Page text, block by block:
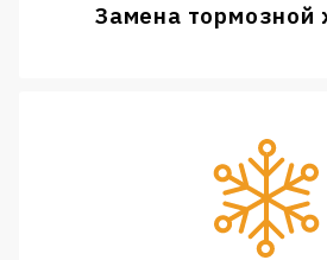
Замена тормозной